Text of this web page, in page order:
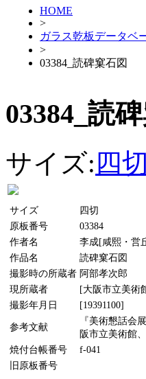
HOME
>
ガラス乾板データベ
>
03384_読碑窠石図
03384_読
サイズ: 四切
サイズ
四切
原板番号
03384
作者名
李成[咸熙・営
作品名
読碑窠石図
撮影時の所蔵者 阿部孝次郎
現所蔵者
[大阪市立美術
撮影年月日
[19391100]
参考文献
『美術懇話会
阪市立美術館
焼付台帳番号
f-041
旧原板番号